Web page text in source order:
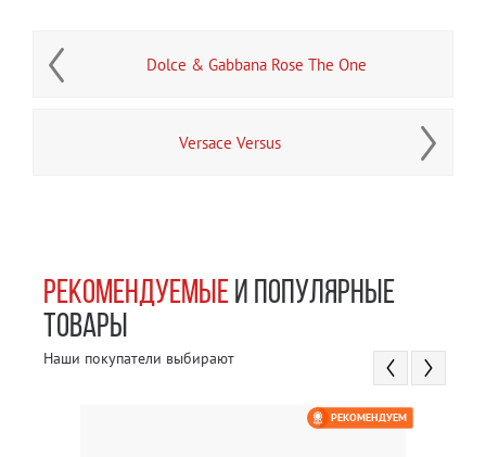
Dolce & Gabbana Rose The One
Versace Versus
РЕКОМЕНДУЕМЫЕИ ПОПУЛЯРНЫЕ
ТОВАРЫ
Наши покупатели выбирают
РЕКОМЕНДУЕМ